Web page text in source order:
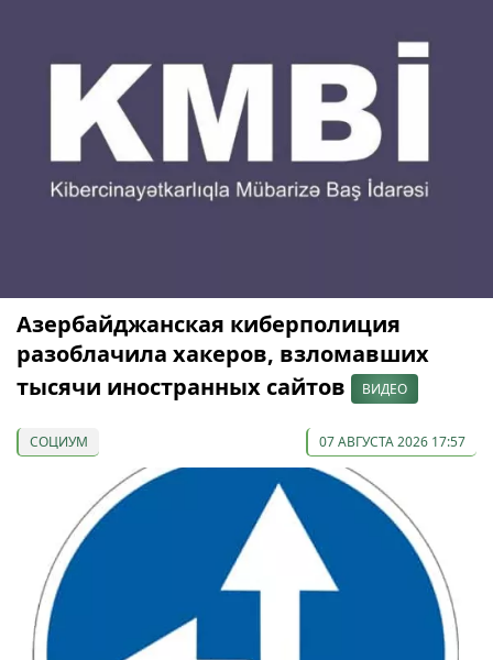
Азербайджанская киберполиция
разоблачила хакеров, взломавших
тысячи иностранных сайтов
ВИДЕО
СОЦИУМ 07 АВГУСТА 2026 17:57